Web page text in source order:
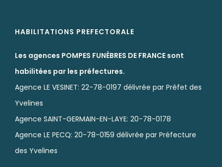
HABILITATIONS PREFECTORALE
Les agences POMPES FUNÈBRES DE FRANCE sont
habilitées par les préfectures.
Agence LE VESINET: 22-78-0197 délivrée par Préfet des
Yvelines
Agence SAINT-GERMAIN-EN-LAYE: 20-78-0178
Agence LE PECQ: 20-78-0159 délivrée par Préfecture
des Yvelines